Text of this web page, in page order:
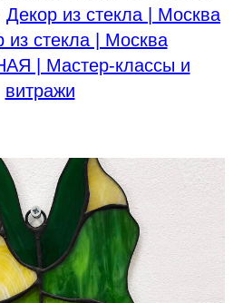
Декор из стекла | Москва
из стекла | Москва
| Мастер-классы и
витражи